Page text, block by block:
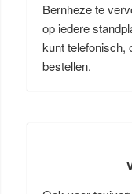
Bernheze te
op iedere
kunt telefonisch,
bestellen.